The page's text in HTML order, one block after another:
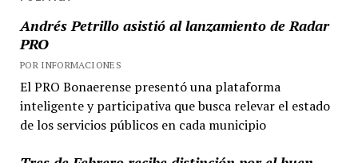
Andrés Petrillo asistió al lanzamiento de Radar
PRO
POR INFORMACIONES
El PRO Bonaerense presentó una plataforma
inteligente y participativa que busca relevar el estado
de los servicios públicos en cada municipio